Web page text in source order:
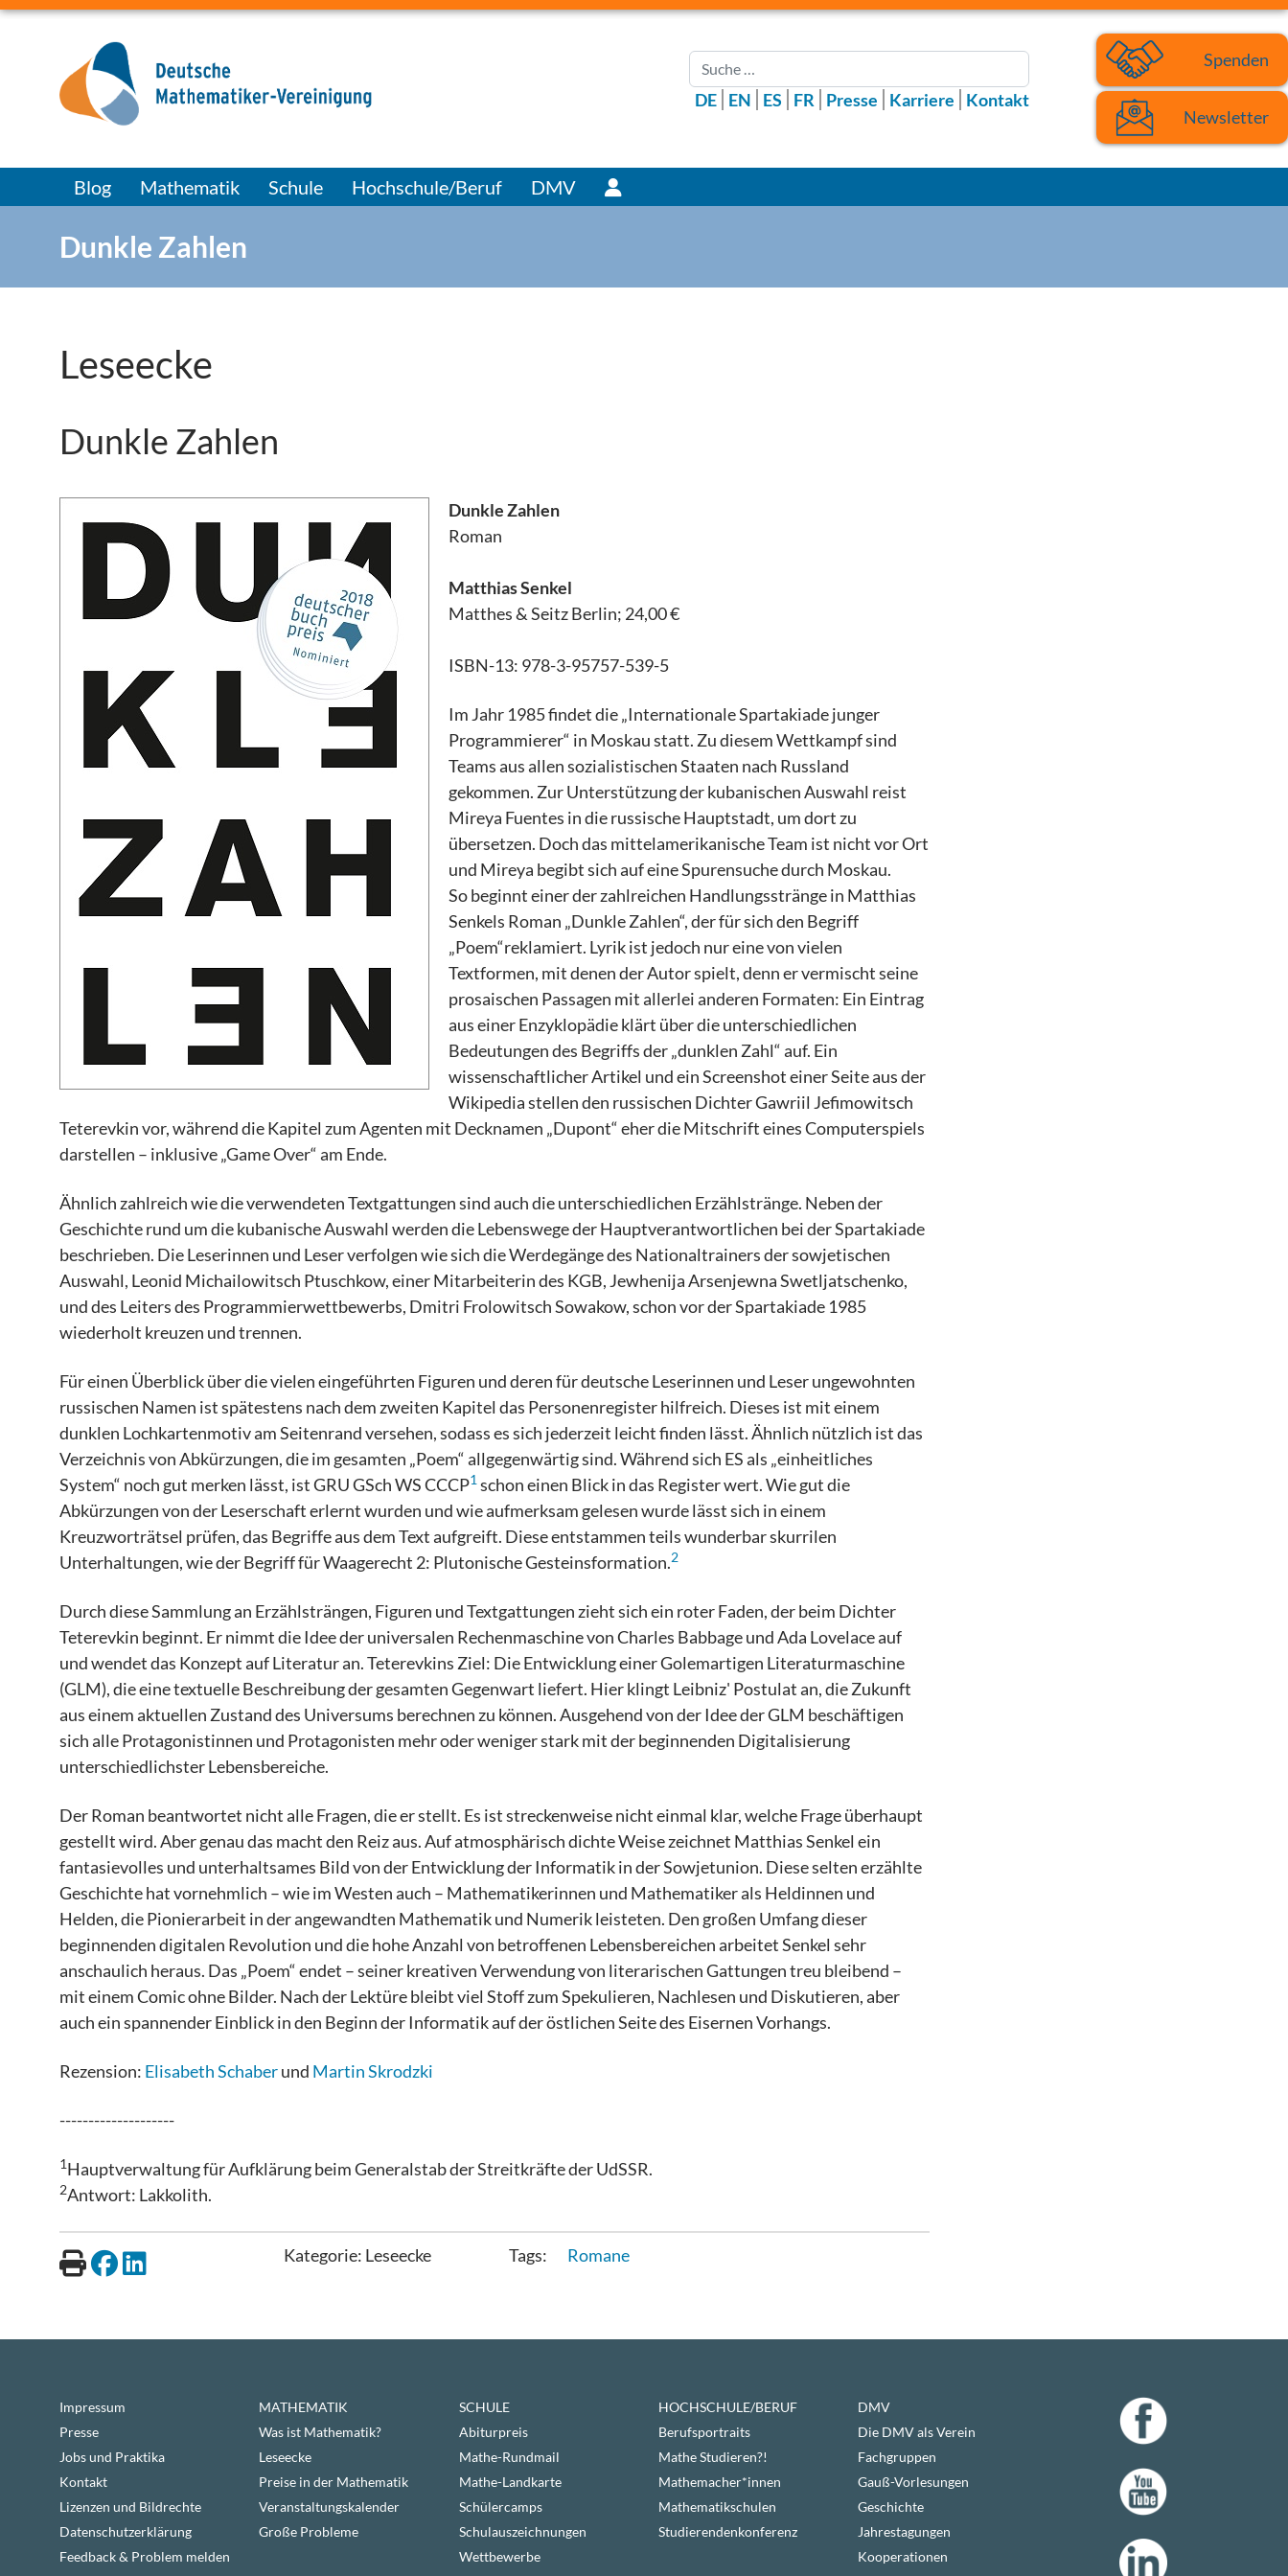
Suchen
DE EN ES FR Presse Karriere Kontakt
Spenden
Newsletter
Blog Mathematik Schule Hochschule/Beruf DMV
Dunkle Zahlen
Leseecke
Dunkle Zahlen
Dunkle Zahlen
Roman
Matthias Senkel
Matthes & Seitz Berlin; 24,00 €
ISBN-13: 978-3-95757-539-5
Im Jahr 1985 findet die „Internationale Spartakiade junger
Programmierer“ in Moskau statt. Zu diesem Wettkampf sind
Teams aus allen sozialistischen Staaten nach Russland
gekommen. Zur Unterstützung der kubanischen Auswahl reist
Mireya Fuentes in die russische Hauptstadt, um dort zu
übersetzen. Doch das mittelamerikanische Team ist nicht vor Ort
und Mireya begibt sich auf eine Spurensuche durch Moskau.
So beginnt einer der zahlreichen Handlungsstränge in Matthias
Senkels Roman „Dunkle Zahlen“, der für sich den Begriff
„Poem“reklamiert. Lyrik ist jedoch nur eine von vielen
Textformen, mit denen der Autor spielt, denn er vermischt seine
prosaischen Passagen mit allerlei anderen Formaten: Ein Eintrag
aus einer Enzyklopädie klärt über die unterschiedlichen
Bedeutungen des Begriffs der „dunklen Zahl“ auf. Ein
wissenschaftlicher Artikel und ein Screenshot einer Seite aus der
Wikipedia stellen den russischen Dichter Gawriil Jefimowitsch
Teterevkin vor, während die Kapitel zum Agenten mit Decknamen „Dupont“ eher die Mitschrift eines Computerspiels
darstellen – inklusive „Game Over“ am Ende.
Ähnlich zahlreich wie die verwendeten Textgattungen sind auch die unterschiedlichen Erzählstränge. Neben der
Geschichte rund um die kubanische Auswahl werden die Lebenswege der Hauptverantwortlichen bei der Spartakiade
beschrieben. Die Leserinnen und Leser verfolgen wie sich die Werdegänge des Nationaltrainers der sowjetischen
Auswahl, Leonid Michailowitsch Ptuschkow, einer Mitarbeiterin des KGB, Jewhenija Arsenjewna Swetljatschenko,
und des Leiters des Programmierwettbewerbs, Dmitri Frolowitsch Sowakow, schon vor der Spartakiade 1985
wiederholt kreuzen und trennen.
Für einen Überblick über die vielen eingeführten Figuren und deren für deutsche Leserinnen und Leser ungewohnten
russischen Namen ist spätestens nach dem zweiten Kapitel das Personenregister hilfreich. Dieses ist mit einem
dunklen Lochkartenmotiv am Seitenrand versehen, sodass es sich jederzeit leicht finden lässt. Ähnlich nützlich ist das
Verzeichnis von Abkürzungen, die im gesamten „Poem“ allgegenwärtig sind. Während sich ES als „einheitliches
System“ noch gut merken lässt, ist GRU GSch WS CCCP1schon einen Blick in das Register wert. Wie gut die
Abkürzungen von der Leserschaft erlernt wurden und wie aufmerksam gelesen wurde lässt sich in einem
Kreuzworträtsel prüfen, das Begriffe aus dem Text aufgreift. Diese entstammen teils wunderbar skurrilen
Unterhaltungen, wie der Begriff für Waagerecht 2: Plutonische Gesteinsformation.2
Durch diese Sammlung an Erzählsträngen, Figuren und Textgattungen zieht sich ein roter Faden, der beim Dichter
Teterevkin beginnt. Er nimmt die Idee der universalen Rechenmaschine von Charles Babbage und Ada Lovelace auf
und wendet das Konzept auf Literatur an. Teterevkins Ziel: Die Entwicklung einer Golemartigen Literaturmaschine
(GLM), die eine textuelle Beschreibung der gesamten Gegenwart liefert. Hier klingt Leibniz' Postulat an, die Zukunft
aus einem aktuellen Zustand des Universums berechnen zu können. Ausgehend von der Idee der GLM beschäftigen
sich alle Protagonistinnen und Protagonisten mehr oder weniger stark mit der beginnenden Digitalisierung
unterschiedlichster Lebensbereiche.
Der Roman beantwortet nicht alle Fragen, die er stellt. Es ist streckenweise nicht einmal klar, welche Frage überhaupt
gestellt wird. Aber genau das macht den Reiz aus. Auf atmosphärisch dichte Weise zeichnet Matthias Senkel ein
fantasievolles und unterhaltsames Bild von der Entwicklung der Informatik in der Sowjetunion. Diese selten erzählte
Geschichte hat vornehmlich – wie im Westen auch – Mathematikerinnen und Mathematiker als Heldinnen und
Helden, die Pionierarbeit in der angewandten Mathematik und Numerik leisteten. Den großen Umfang dieser
beginnenden digitalen Revolution und die hohe Anzahl von betroffenen Lebensbereichen arbeitet Senkel sehr
anschaulich heraus. Das „Poem“ endet – seiner kreativen Verwendung von literarischen Gattungen treu bleibend –
mit einem Comic ohne Bilder. Nach der Lektüre bleibt viel Stoff zum Spekulieren, Nachlesen und Diskutieren, aber
auch ein spannender Einblick in den Beginn der Informatik auf der östlichen Seite des Eisernen Vorhangs.
Rezension: Elisabeth Schaberund Martin Skrodzki
--------------------
1Hauptverwaltung für Aufklärung beim Generalstab der Streitkräfte der UdSSR.
2Antwort: Lakkolith.
Kategorie: Leseecke Romane
Impressum
Presse
Jobs und Praktika
Kontakt
Lizenzen und Bildrechte
Datenschutzerklärung
Feedback & Problem melden
MATHEMATIK
Was ist Mathematik?
Leseecke
Preise in der Mathematik
Veranstaltungskalender
Große Probleme
SCHULE
Abiturpreis
Mathe-Rundmail
Mathe-Landkarte
Schülercamps
Schulauszeichnungen
Wettbewerbe
HOCHSCHULE/BERUF
Berufsportraits
Mathe Studieren?!
Mathemacher*innen
Mathematikschulen
Studierendenkonferenz
DMV
Die DMV als Verein
Fachgruppen
Gauß-Vorlesungen
Geschichte
Jahrestagungen
Kooperationen